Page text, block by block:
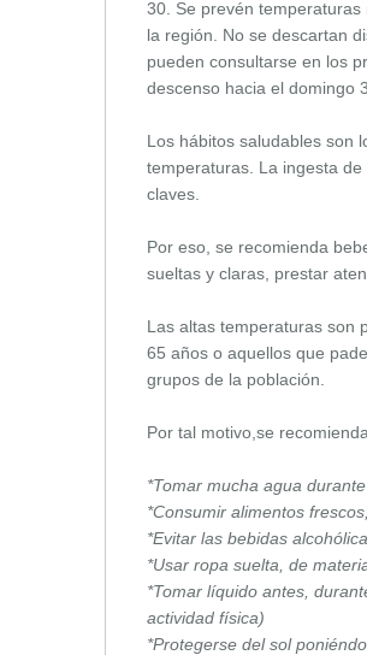
30. Se prevén
la región. No se descartan
pueden consultarse en los
descenso hacia el domingo
Los hábitos saludables son
temperaturas. La ingesta
claves.
Por eso, se recomienda
sueltas y claras, prestar
Las altas temperaturas son
65 años o aquellos que
grupos de la población.
Por tal motivo,se
*Tomar mucha agua
*Consumir alimentos
*Evitar las bebidas
*Usar ropa suelta, de
*Tomar líquido antes,
actividad física)
*Protegerse del sol